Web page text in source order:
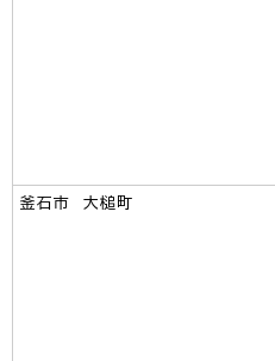
釜石市 大槌町